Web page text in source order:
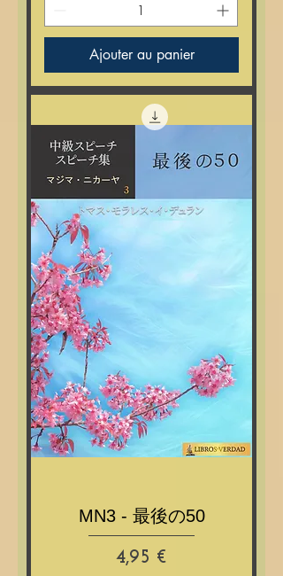
Ajouter au panier
MN3 - 最後の50
Prix
4,95 €